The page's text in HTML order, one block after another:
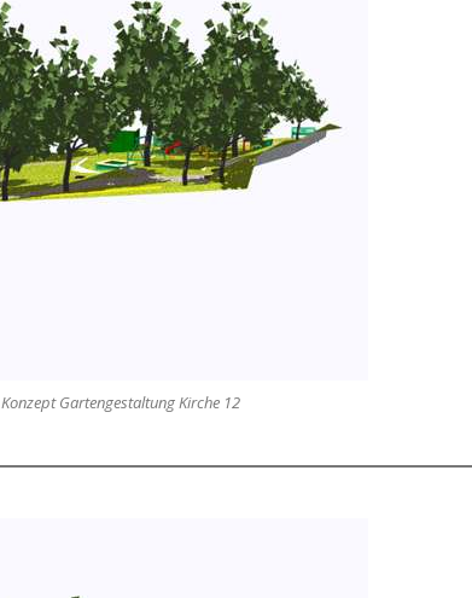
Konzept Gartengestaltung Kirche 12